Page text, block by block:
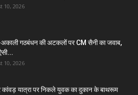
10, 2026
गठबंधन की अटकलों पर CM सैनी का जवाब,
10, 2026
कांवड़ यात्रा पर निकले युवक का दुकान के बाथरूम